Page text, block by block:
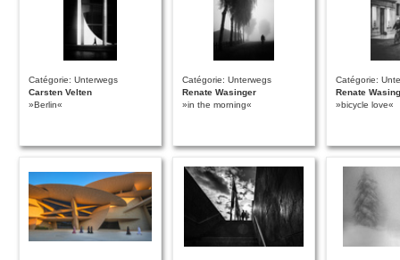
Catégorie: Unterwegs
Carsten Velten
»Berlin«
Catégorie: Unterwegs
Renate Wasinger
»in the morning«
Catégorie:
Renate
»bicycle love«